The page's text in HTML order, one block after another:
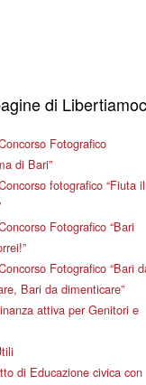
di
Fotografico
di Bari”
fotografico “Fiuta il
Fotografico “Bari
Fotografico “Bari
Bari da dimenticare”
attiva per Genitori e
di Educazione civica con